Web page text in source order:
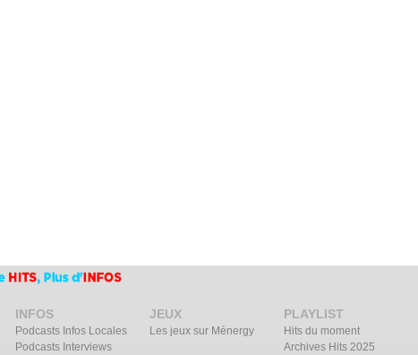
INFOS
Podcasts Infos Locales
Podcasts Interviews
JEUX
Les jeux sur Ménergy
PLAYLIST
Hits du moment
Archives Hits 2025